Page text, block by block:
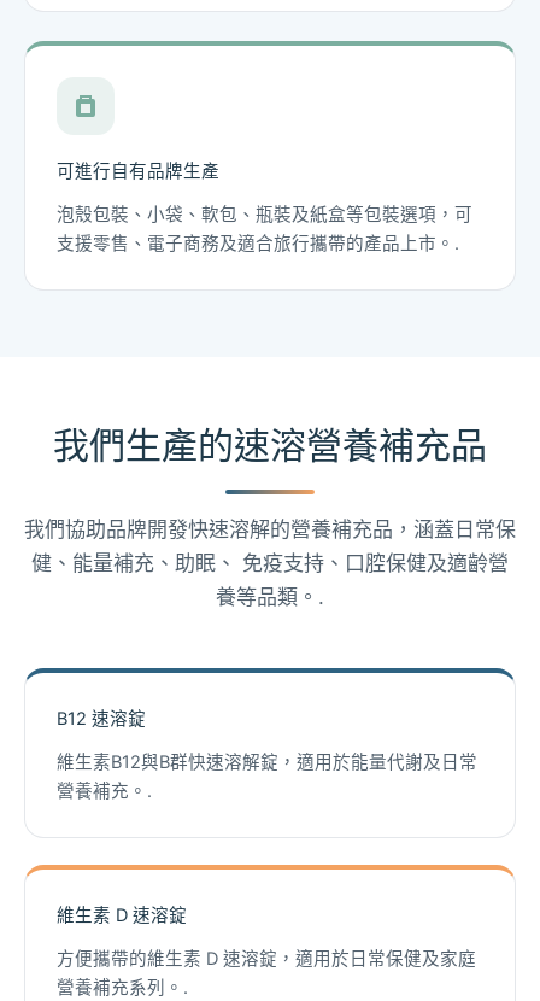
可進行自有品牌生產
泡殼包裝、小袋、軟包、瓶裝及紙盒等包裝選項，可
支援零售、電子商務及適合旅行攜帶的產品上市。.
我們生產的速溶營養補充品
我們協助品牌開發快速溶解的營養補充品，涵蓋日常保
健、能量補充、助眠、 免疫支持、口腔保健及適齡營
養等品類。.
B12 速溶錠
維生素B12與B群快速溶解錠，適用於能量代謝及日常
營養補充。.
維生素 D 速溶錠
方便攜帶的維生素 D 速溶錠，適用於日常保健及家庭
營養補充系列。.